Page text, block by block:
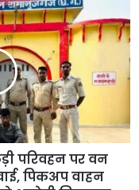
परिवहन पर वन
पिकअप वाहन